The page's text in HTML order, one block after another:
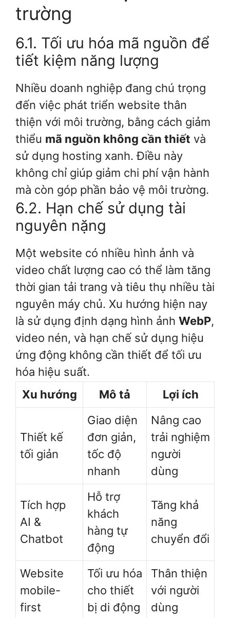
trường
6.1. Tối ưu hóa mã nguồn để
tiết kiệm năng lượng
Nhiều doanh nghiệp đang chú trọng
đến việc phát triển website thân
thiện với môi trường, bằng cách giảm
thiểu mã nguồn không cần thiết và
sử dụng hosting xanh. Điều này
không chỉ giúp giảm chi phí vận hành
mà còn góp phần bảo vệ môi trường.
6.2. Hạn chế sử dụng tài
nguyên nặng
Một website có nhiều hình ảnh và
video chất lượng cao có thể làm tăng
thời gian tải trang và tiêu thụ nhiều tài
nguyên máy chủ. Xu hướng hiện nay
là sử dụng định dạng hình ảnh WebP,
video nén, và hạn chế sử dụng hiệu
ứng động không cần thiết để tối ưu
hóa hiệu suất.
Xu hướng
Mô tả Lợi ích
Thiết kế
tối giản
Giao diện
đơn giản,
tốc độ
nhanh
Nâng cao
trải nghiệm
người
dùng
Tích hợp
AI &
Chatbot
Hỗ trợ
khách
hàng tự
động
Tăng khả
năng
chuyển đổi
Website
mobile-
first
Tối ưu hóa
cho thiết
bị di động
Thân thiện
với người
dùng